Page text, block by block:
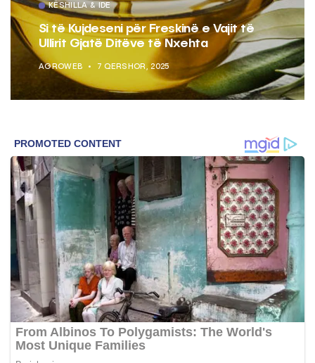
KËSHILLA & IDE
Si të Kujdeseni për Freskinë e Vajit të
Ullirit Gjatë Ditëve të Nxehta
AGROWEB 7 QERSHOR, 2025